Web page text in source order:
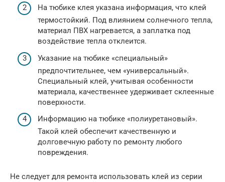
На тюбике клея указана информация, что клей
термостойкий. Под влиянием солнечного тепла,
материал ПВХ нагревается, а заплатка под
воздействие тепла отклеится.
Указание на тюбике «специальный»
предпочтительнее, чем «универсальный».
Специальный клей, учитывая особенности
материала, качественнее удерживает склеенные
поверхности.
Информацию на тюбике «полиуретановый».
Такой клей обеспечит качественную и
долговечную работу по ремонту любого
повреждения.
Не следует для ремонта использовать клей из серии